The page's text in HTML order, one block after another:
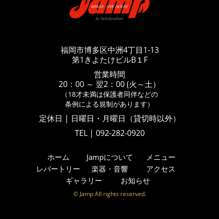
福岡市博多区中洲4丁目1-13
第1きよたけビルB１F
営業時間
20：00 ～ 翌2：00 (火～土）
（18才未満は保護者同伴などの
条例による規制があります）
定休日 | 日曜日・月曜日（貸切時以外）
TEL | 092-282-0920
ホーム Jampについて
メニュー
レパートリー
楽器・音響
アクセス
ギャラリー
お知らせ
© Jamp All rights reserved.